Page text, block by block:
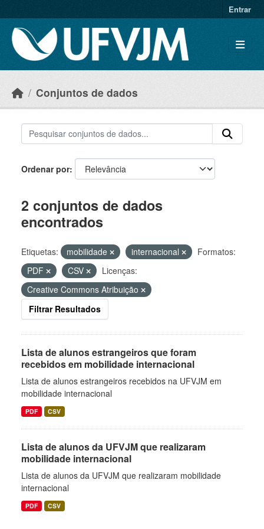
Entrar
Conjuntos de dados
Ordenar por
2 conjuntos de dados
encontrados
Etiquetas: mobilidade internacional
Formatos:
PDF
CSV
Licenças:
Creative Commons Atribuição
Filtrar Resultados
Lista de alunos estrangeiros que foram
recebidos em mobilidade internacional
Lista de alunos estrangeiros recebidos na UFVJM em
mobilidade internacional
PDF CSV
Lista de alunos da UFVJM que realizaram
mobilidade internacional
Lista de alunos da UFVJM que realizaram mobilidade
internacional
PDF CSV